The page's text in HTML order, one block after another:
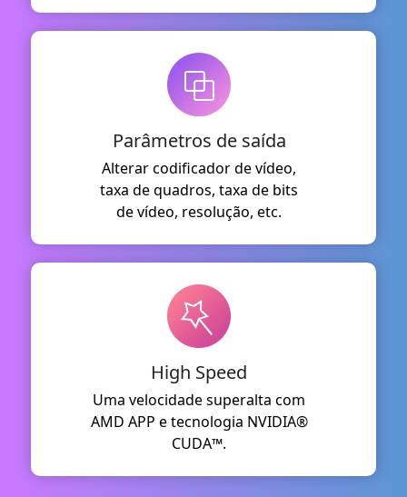
Parâmetros de saída
Alterar codificador de vídeo,
taxa de quadros, taxa de bits
de vídeo, resolução, etc.
High Speed
Uma velocidade superalta com
AMD APP e tecnologia NVIDIA®
CUDA™.